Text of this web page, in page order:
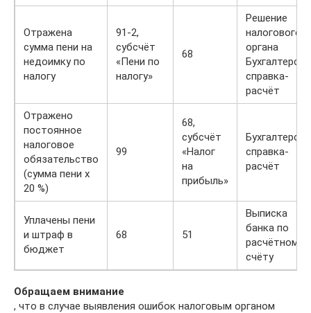
Отражена
сумма пени на
недоимку по
налогу
91-2,
субсчёт
«Пени по
налогу»
68
Решение
налогового
органа
справка-
расчёт
Отражено
постоянное
налоговое
обязательство
(сумма пени x
20 %)
99
68,
субсчёт
«Налог
на
прибыль»
справка-
расчёт
Уплачены пени
и штраф в
бюджет
68 51
Выписка
банка по
расчётному
счёту
Обращаем внимание
, что в случае выявления ошибок налоговым органом